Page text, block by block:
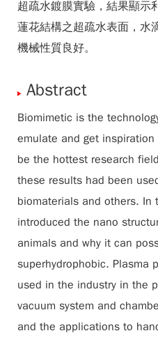
超疏水鍍膜實驗，結果顯示
蓮花結構之超疏水表面，水
機械性質良好。
Abstract
Biomimetic is the
emulate and get
be the hottest research
these results had been
biomaterials and others. In
introduced the nano
animals and why it can
superhydrophobic. Plasma
used in the industry in the
vacuum system and
and the applications to